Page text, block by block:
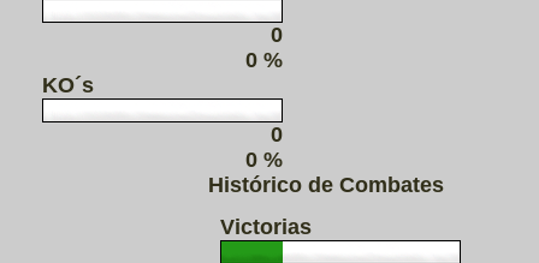
0
0 %
KO´s
0
0 %
Histórico de Combates
Victorias